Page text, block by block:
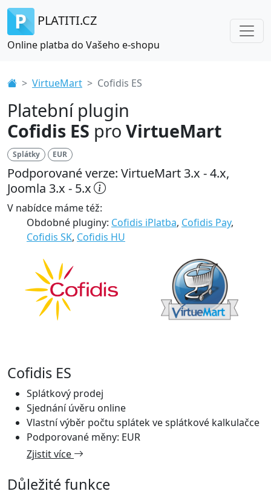
PLATITI.CZ
Online platba do Vašeho e-shopu
VirtueMart Cofidis ES
Platební plugin
Cofidis ES pro VirtueMart
Splátky EUR
Podporované verze: VirtueMart 3.x - 4.x,
Joomla 3.x - 5.x
V nabídce máme též:
Obdobné pluginy: Cofidis iPlatba, Cofidis Pay,
Cofidis SK, Cofidis HU
Cofidis ES
Splátkový prodej
Sjednání úvěru online
Vlastní výběr počtu splátek ve splátkové kalkulačce
Podporované měny: EUR
Zjistit více
Důležité funkce